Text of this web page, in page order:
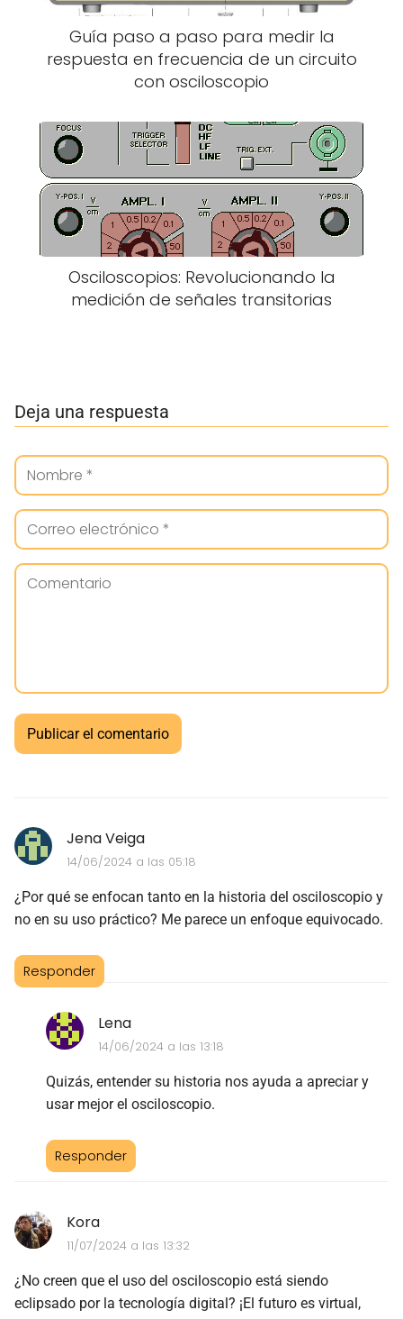
Guía paso a paso para medir la
respuesta en frecuencia de un circuito
con osciloscopio
Osciloscopios: Revolucionando la
medición de señales transitorias
Jena Veiga
14/06/2024 a las 05:18
¿Por qué se enfocan tanto en la historia del osciloscopio y
no en su uso práctico? Me parece un enfoque equivocado.
Responder
Lena
14/06/2024 a las 13:18
Quizás, entender su historia nos ayuda a apreciar y
usar mejor el osciloscopio.
Responder
Kora
11/07/2024 a las 13:32
¿No creen que el uso del osciloscopio está siendo
eclipsado por la tecnología digital? ¡El futuro es virtual,
Deja una respuesta